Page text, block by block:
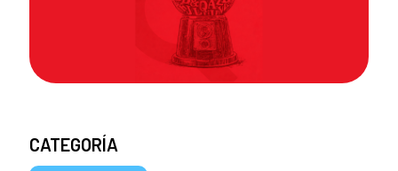
CATEGORÍA